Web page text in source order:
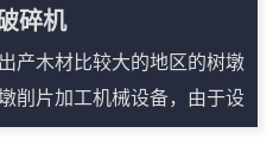
碎机
产木材比较大的地区的树墩
削片加工机械设备，由于设
用、生产效率高，经推广使